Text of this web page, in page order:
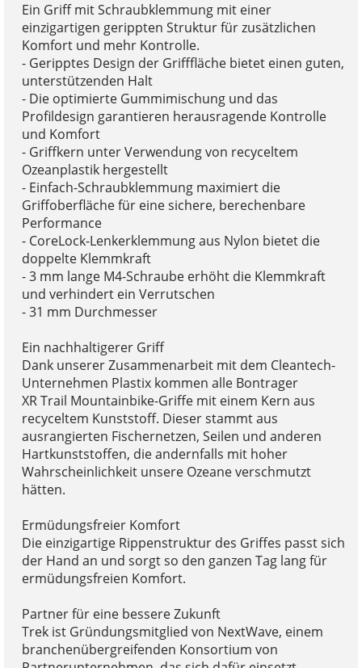
Ein Griff mit Schraubklemmung mit einer
einzigartigen gerippten Struktur für zusätzlichen
Komfort und mehr Kontrolle.
- Geripptes Design der Grifffläche bietet einen guten,
unterstützenden Halt
- Die optimierte Gummimischung und das
Profildesign garantieren herausragende Kontrolle
und Komfort
- Griffkern unter Verwendung von recyceltem
Ozeanplastik hergestellt
- Einfach-Schraubklemmung maximiert die
Griffoberfläche für eine sichere, berechenbare
Performance
- CoreLock-Lenkerklemmung aus Nylon bietet die
doppelte Klemmkraft
- 3 mm lange M4-Schraube erhöht die Klemmkraft
und verhindert ein Verrutschen
- 31 mm Durchmesser
Ein nachhaltigerer Griff
Dank unserer Zusammenarbeit mit dem Cleantech-
Unternehmen Plastix kommen alle Bontrager
XR Trail Mountainbike-Griffe mit einem Kern aus
recyceltem Kunststoff. Dieser stammt aus
ausrangierten Fischernetzen, Seilen und anderen
Hartkunststoffen, die andernfalls mit hoher
Wahrscheinlichkeit unsere Ozeane verschmutzt
hätten.
Ermüdungsfreier Komfort
Die einzigartige Rippenstruktur des Griffes passt sich
der Hand an und sorgt so den ganzen Tag lang für
ermüdungsfreien Komfort.
Partner für eine bessere Zukunft
Trek ist Gründungsmitglied von NextWave, einem
branchenübergreifenden Konsortium von